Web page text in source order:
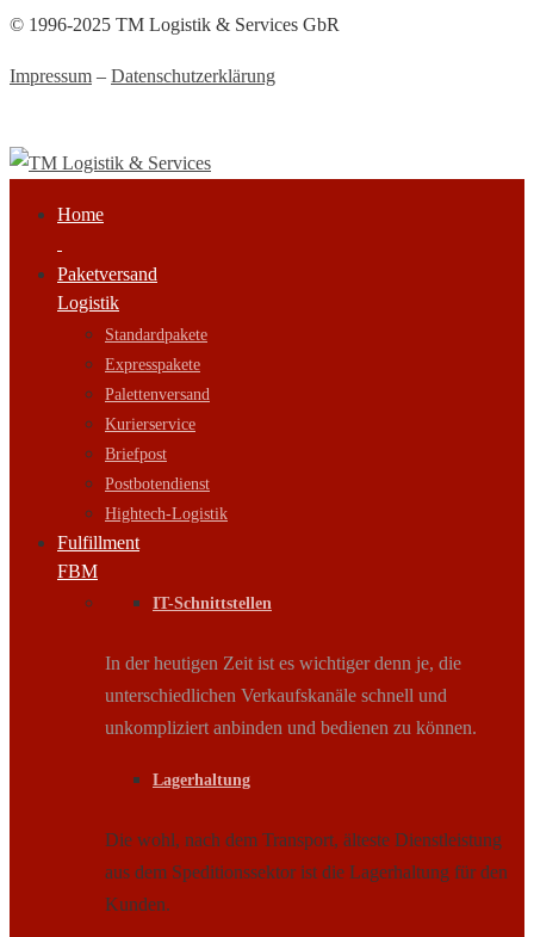
© 1996-2025 TM Logistik & Services GbR
Impressum – Datenschutzerklärung
Home
Paketversand
Logistik
Standardpakete
Expresspakete
Palettenversand
Kurierservice
Briefpost
Postbotendienst
Hightech-Logistik
Fulfillment
FBM
IT-Schnittstellen
In der heutigen Zeit ist es wichtiger denn je, die
unterschiedlichen Verkaufskanäle schnell und
unkompliziert anbinden und bedienen zu können.
Lagerhaltung
Die wohl, nach dem Transport, älteste Dienstleistung
aus dem Speditionssektor ist die Lagerhaltung für den
Kunden.